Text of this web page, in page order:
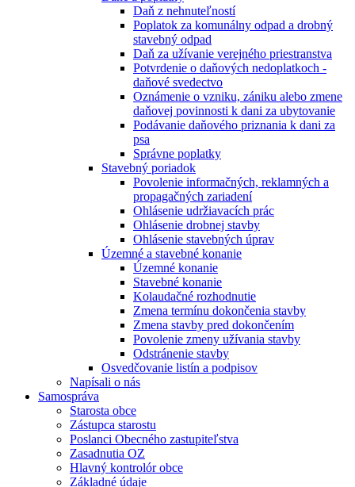
Daň z nehnuteľností
Poplatok za komunálny odpad a drobný
stavebný odpad
Daň za užívanie verejného priestranstva
Potvrdenie o daňových nedoplatkoch -
daňové svedectvo
Oznámenie o vzniku, zániku alebo zmene
daňovej povinnosti k dani za ubytovanie
Podávanie daňového priznania k dani za
psa
Správne poplatky
Stavebný poriadok
Povolenie informačných, reklamných a
propagačných zariadení
Ohlásenie udržiavacích prác
Ohlásenie drobnej stavby
Ohlásenie stavebných úprav
Územné a stavebné konanie
Územné konanie
Stavebné konanie
Kolaudačné rozhodnutie
Zmena termínu dokončenia stavby
Zmena stavby pred dokončením
Povolenie zmeny užívania stavby
Odstránenie stavby
Osvedčovanie listín a podpisov
Napísali o nás
Samospráva
Starosta obce
Zástupca starostu
Poslanci Obecného zastupiteľstva
Zasadnutia OZ
Hlavný kontrolór obce
Základné údaje